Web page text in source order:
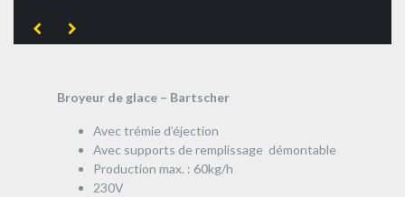
Broyeur de glace – Bartscher
Avec trémie d’éjection
Avec supports de remplissage démontable
Production max. : 60kg/h
230V